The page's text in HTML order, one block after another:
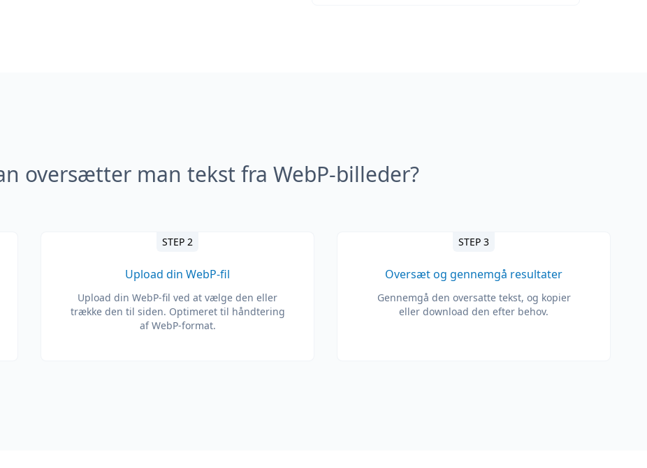
oversætter man tekst fra WebP-billeder?
STEP 2
Upload din WebP-fil
Upload din WebP-fil ved at vælge den eller
trække den til siden. Optimeret til håndtering
af WebP-format.
STEP 3
Oversæt og gennemgå resultater
Gennemgå den oversatte tekst, og kopier
eller download den efter behov.